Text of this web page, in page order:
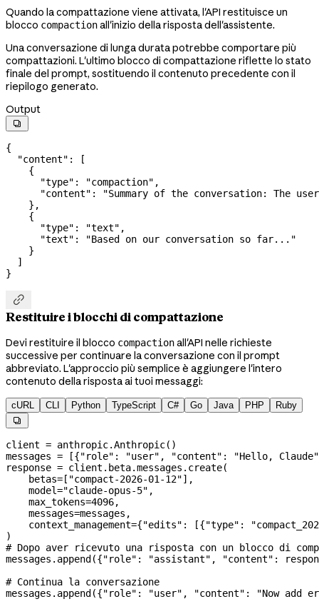
Quando la compattazione viene attivata, l'API restituisce un
blocco compactionall'inizio della risposta dell'assistente.
Una conversazione di lunga durata potrebbe comportare più
compattazioni. L'ultimo blocco di compattazione riflette lo stato
finale del prompt, sostituendo il contenuto precedente con il
riepilogo generato.
Output

{
  "content"
: [
    {
      "type"
: "compaction" ,
      "content"
:
"Summary of the conversation: The
    },
    {
      "type"
: "text" ,
      "text"
:
"Based on our conversation so far..."
    }
  ]
}

Restituire i blocchi di compattazione
Devi restituire il blocco compactionall'API nelle richieste
successive per continuare la conversazione con il prompt
abbreviato. L'approccio più semplice è aggiungere l'intero
contenuto della risposta ai tuoi messaggi:
cURL CLI Python TypeScript C# Go Java PHP Ruby

client = anthropic.Anthropic()
messages = [{"role" : "user" , "content" :
"Hello, Claude"
response = client.beta.messages.create(
    betas
= [ "compact-2026-01-12"],
    model
="claude-opus-5" ,
    max_tokens
=4096,
    messages
=messages,
    context_management
={"edits" : [{"type" :
)
# Dopo aver ricevuto una risposta con un blocco di
messages.append({"role" : "assistant" , "content" :
# Continua la conversazione
messages.append({"role" : "user" , "content" :
"Now add